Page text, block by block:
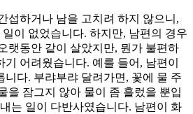
섭하거나 남을 고치려 하지 않으니,
이 없었습니다. 하지만, 남편의 경우
랫동안 같이 살았지만, 뭔가 불편하
어려웠습니다. 예를 들어, 남편이
니다. 부랴부랴 달려가면, 꽃에 물 주
을 잠그지 않아 물이 좀 흘렀을 뿐입
는 일이 다반사였습니다. 남편이 화